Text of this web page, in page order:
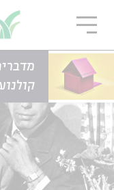
דף הבית אירועים
סגור